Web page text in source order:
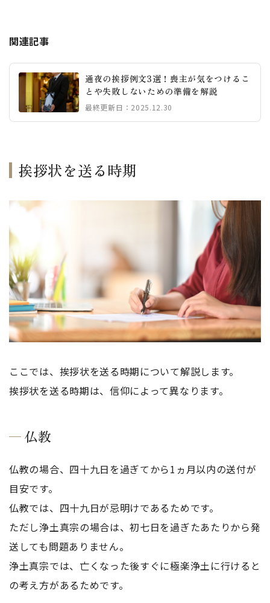
関連記事
通夜の挨拶例文3選！喪主が気をつけるこ
とや失敗しないための準備を解説
最終更新日：2025.12.30
挨拶状を送る時期
ここでは、挨拶状を送る時期について解説します。
挨拶状を送る時期は、信仰によって異なります。
仏教
仏教の場合、四十九日を過ぎてから1ヵ月以内の送付が
目安です。
仏教では、四十九日が忌明けであるためです。
ただし浄土真宗の場合は、初七日を過ぎたあたりから発
送しても問題ありません。
浄土真宗では、亡くなった後すぐに極楽浄土に行けると
の考え方があるためです。